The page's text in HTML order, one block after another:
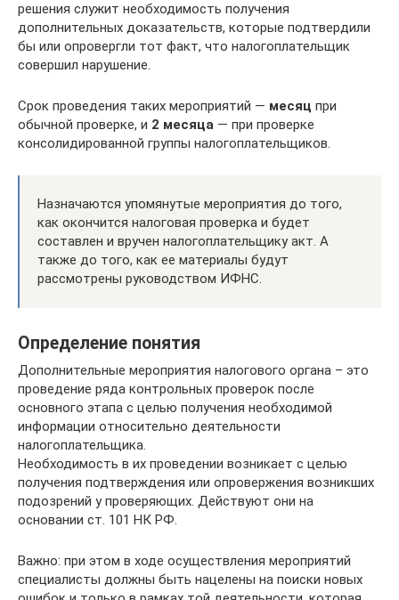
решения служит необходимость получения
дополнительных доказательств, которые подтвердили
бы или опровергли тот факт, что налогоплательщик
совершил нарушение.
Срок проведения таких мероприятий — месяц при
обычной проверке, и 2 месяца — при проверке
консолидированной группы налогоплательщиков.
Назначаются упомянутые мероприятия до того,
как окончится налоговая проверка и будет
составлен и вручен налогоплательщику акт. А
также до того, как ее материалы будут
рассмотрены руководством ИФНС.
Определение понятия
Дополнительные мероприятия налогового органа – это
проведение ряда контрольных проверок после
основного этапа с целью получения необходимой
информации относительно деятельности
налогоплательщика.
Необходимость в их проведении возникает с целью
получения подтверждения или опровержения возникших
подозрений у проверяющих. Действуют они на
основании ст. 101 НК РФ.
Важно: при этом в ходе осуществления мероприятий
специалисты должны быть нацелены на поиски новых